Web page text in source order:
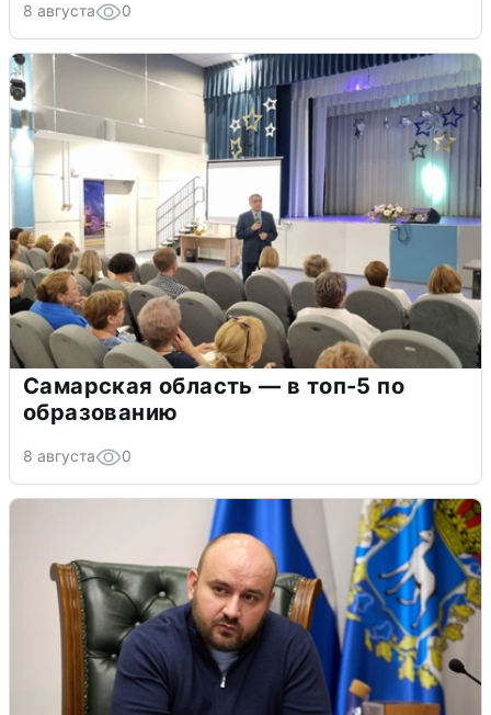
8 августа 0
Самарская область — в топ-5 по
образованию
8 августа 0